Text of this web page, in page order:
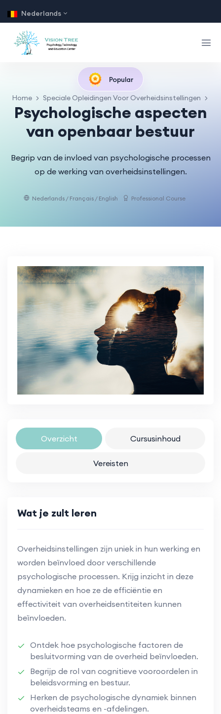
Nederlands
Popular
Home Speciale Opleidingen Voor Overheidsinstellingen
Psychologische aspecten
van openbaar bestuur
Begrip van de invloed van psychologische processen
op de werking van overheidsinstellingen.
Nederlands / Français / English Professional Course
Overzicht Cursusinhoud
Vereisten
Wat je zult leren
Overheidsinstellingen zijn uniek in hun werking en
worden beïnvloed door verschillende
psychologische processen. Krijg inzicht in deze
dynamieken en hoe ze de efficiëntie en
effectiviteit van overheidsentiteiten kunnen
beïnvloeden.
Ontdek hoe psychologische factoren de
besluitvorming van de overheid beïnvloeden.
Begrijp de rol van cognitieve vooroordelen in
beleidsvorming en bestuur.
Herken de psychologische dynamiek binnen
overheidsteams en -afdelingen.